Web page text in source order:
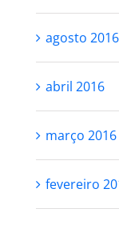
agosto 2016
abril 2016
março 2016
fevereiro